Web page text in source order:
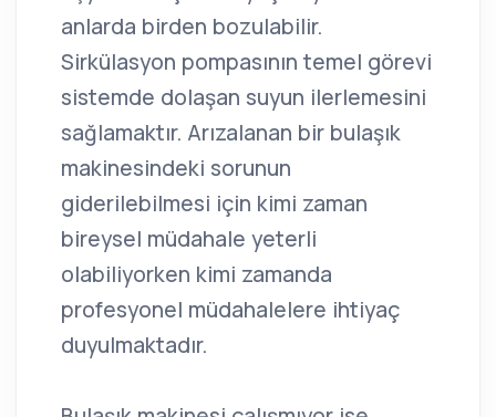
anlarda birden bozulabilir.
Sirkülasyon pompasının temel görevi
sistemde dolaşan suyun ilerlemesini
sağlamaktır. Arızalanan bir bulaşık
makinesindeki sorunun
giderilebilmesi için kimi zaman
bireysel müdahale yeterli
olabiliyorken kimi zamanda
profesyonel müdahalelere ihtiyaç
duyulmaktadır.